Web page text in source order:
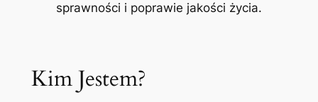
sprawności i poprawie jakości życia.
Kim Jestem?